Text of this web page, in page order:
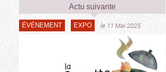
Actu suivante
ÉVÉNEMENT EXPO le 11 Mai 2025